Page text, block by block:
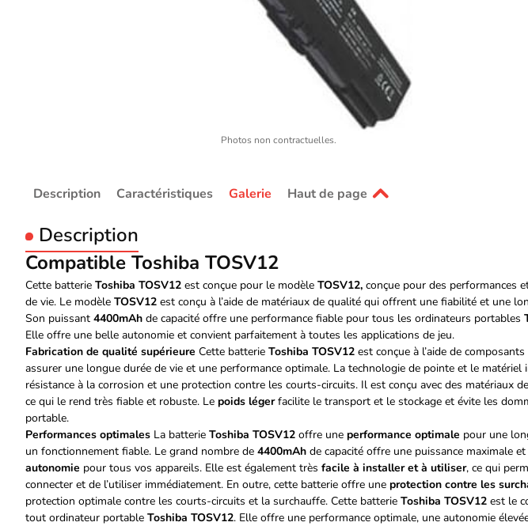
Photos non contractuelles.
Description Caractéristiques Galerie Haut de page
Description
Compatible Toshiba TOSV12
Cette batterie Toshiba TOSV12 est conçue pour le modèle TOSV12, conçue pour des performances
de vie. Le modèle TOSV12 est conçu à l’aide de matériaux de qualité qui offrent une fiabilité et une
Son puissant 4400mAh de capacité offre une performance fiable pour tous les ordinateurs portables
Elle offre une belle autonomie et convient parfaitement à toutes les applications de jeu.
Fabrication de qualité supérieure Cette batterie Toshiba TOSV12 est conçue à l’aide de
assurer une longue durée de vie et une performance optimale. La technologie de pointe et le
résistance à la corrosion et une protection contre les courts-circuits. Il est conçu avec des matériaux
ce qui le rend très fiable et robuste. Le poids légerfacilite le transport et le stockage et évite les
portable.
Performances optimales La batterie Toshiba TOSV12 offre une performance optimale pour une
un fonctionnement fiable. Le grand nombre de 4400mAh de capacité offre une puissance maximale
autonomie pour tous vos appareils. Elle est également très facile à installer et à utiliser, ce qui
connecter et de l’utiliser immédiatement. En outre, cette batterie offre une protection contre les
protection optimale contre les courts-circuits et la surchauffe. Cette batterie Toshiba TOSV12 est le
tout ordinateur portable Toshiba TOSV12. Elle offre une performance optimale, une autonomie